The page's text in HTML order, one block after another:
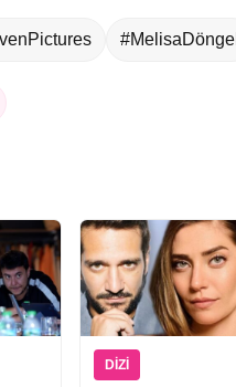
#MelisaDöngel
DIZI